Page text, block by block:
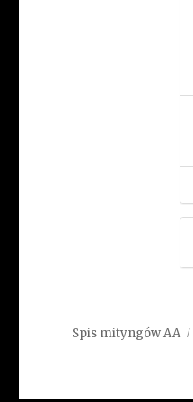
Spis mityngów AA